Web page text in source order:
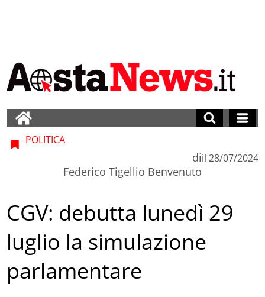
POLITICA
di
Federico Tigellio Benvenuto
il 28/07/2024
CGV: debutta lunedì 29
luglio la simulazione
parlamentare